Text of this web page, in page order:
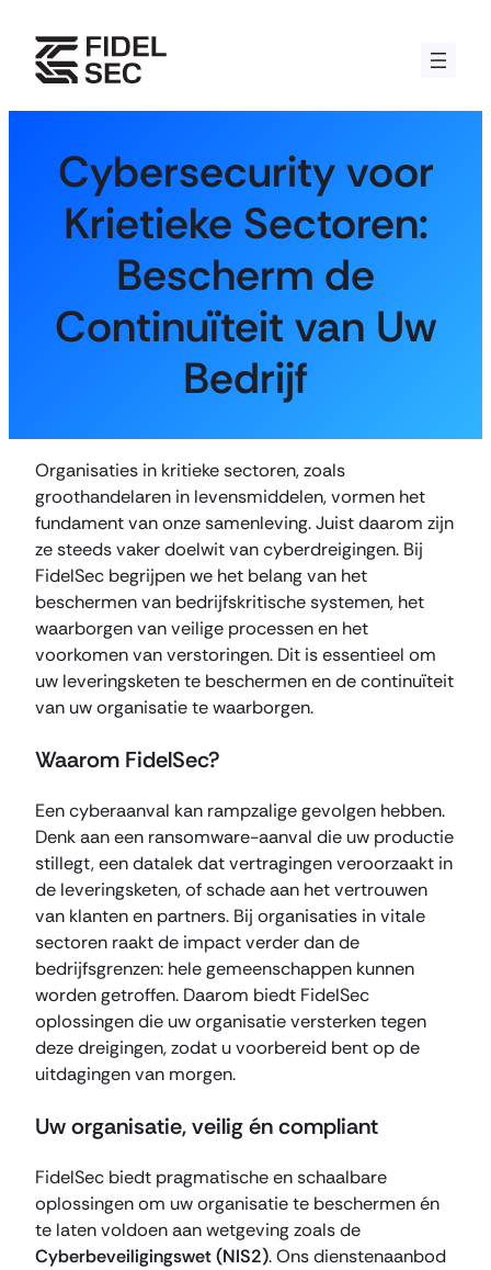
naar
Cybersecurity voor
Krietieke Sectoren:
Bescherm de
Continuïteit van Uw
Bedrijf
Organisaties in kritieke sectoren, zoals
groothandelaren in levensmiddelen, vormen het
fundament van onze samenleving. Juist daarom zijn
ze steeds vaker doelwit van cyberdreigingen. Bij
FidelSec begrijpen we het belang van het
beschermen van bedrijfskritische systemen, het
waarborgen van veilige processen en het
voorkomen van verstoringen. Dit is essentieel om
uw leveringsketen te beschermen en de continuïteit
van uw organisatie te waarborgen.
Waarom FidelSec?
Een cyberaanval kan rampzalige gevolgen hebben.
Denk aan een ransomware-aanval die uw productie
stillegt, een datalek dat vertragingen veroorzaakt in
de leveringsketen, of schade aan het vertrouwen
van klanten en partners. Bij organisaties in vitale
sectoren raakt de impact verder dan de
bedrijfsgrenzen: hele gemeenschappen kunnen
worden getroffen. Daarom biedt FidelSec
oplossingen die uw organisatie versterken tegen
deze dreigingen, zodat u voorbereid bent op de
uitdagingen van morgen.
Uw organisatie, veilig én compliant
FidelSec biedt pragmatische en schaalbare
oplossingen om uw organisatie te beschermen én
te laten voldoen aan wetgeving zoals de
Cyberbeveiligingswet (NIS2). Ons dienstenaanbod